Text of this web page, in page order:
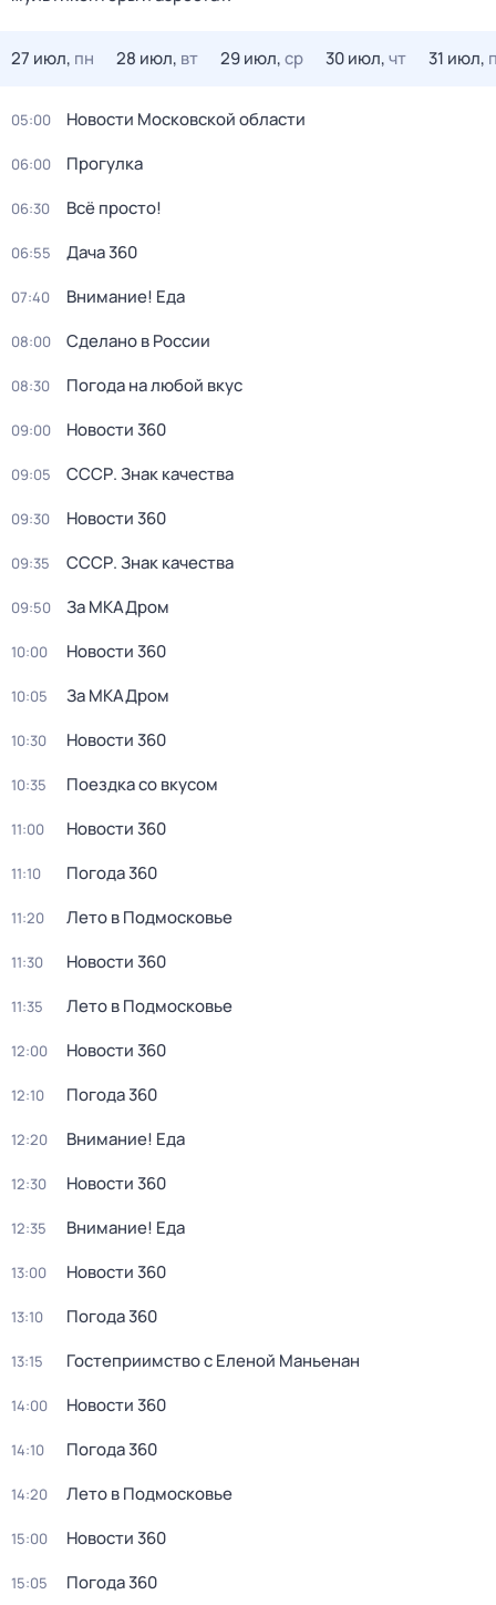
27 июл, пн 28 июл, вт 29 июл,ср 30 июл,чт 31 июл,
05:00 Новости Московской области
06:00 Прогулка
06:30 Всё просто!
06:55 Дача 360
07:40 Внимание! Еда
08:00 Сделано в России
08:30 Погода на любой вкус
09:00 Новости 360
09:05 СССР. Знак качества
09:30 Новости 360
09:35 СССР. Знак качества
09:50 За МКАДром
10:00 Новости 360
10:05 За МКАДром
10:30 Новости 360
10:35 Поездка со вкусом
11:00 Новости 360
11:10 Погода 360
11:20 Лето в Подмосковье
11:30 Новости 360
11:35 Лето в Подмосковье
12:00 Новости 360
12:10 Погода 360
12:20 Внимание! Еда
12:30 Новости 360
12:35 Внимание! Еда
13:00 Новости 360
13:10 Погода 360
13:15 Гостеприимство с Еленой Маньенан
14:00 Новости 360
14:10 Погода 360
14:20 Лето в Подмосковье
15:00 Новости 360
15:05 Погода 360